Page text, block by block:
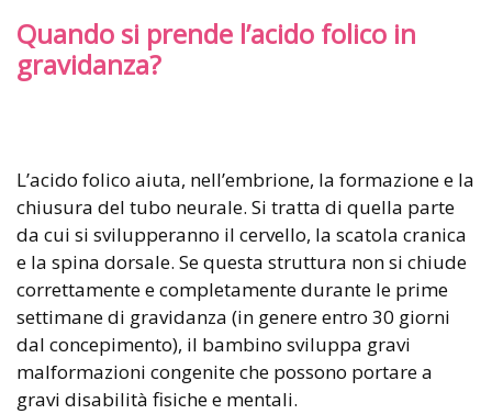
Quando si prende l’acido folico in
gravidanza?
L’acido folico aiuta, nell’embrione, la formazione e la
chiusura del tubo neurale. Si tratta di quella parte
da cui si svilupperanno il cervello, la scatola cranica
e la spina dorsale. Se questa struttura non si chiude
correttamente e completamente durante le prime
settimane di gravidanza (in genere entro 30 giorni
dal concepimento), il bambino sviluppa gravi
malformazioni congenite che possono portare a
gravi disabilità fisiche e mentali.